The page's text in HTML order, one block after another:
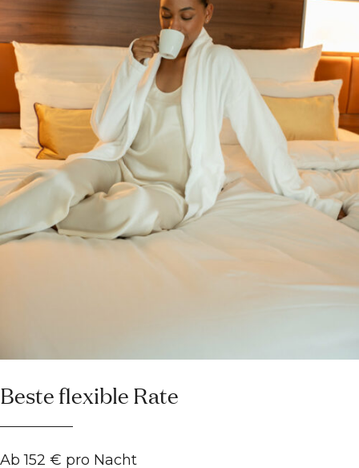
Beste flexible Rate
Ab 152 € pro Nacht